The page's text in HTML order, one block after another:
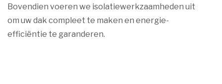
Bovendien voeren we isolatiewerkzaamheden uit
om uw dak compleet te maken en energie-
efficiëntie te garanderen.